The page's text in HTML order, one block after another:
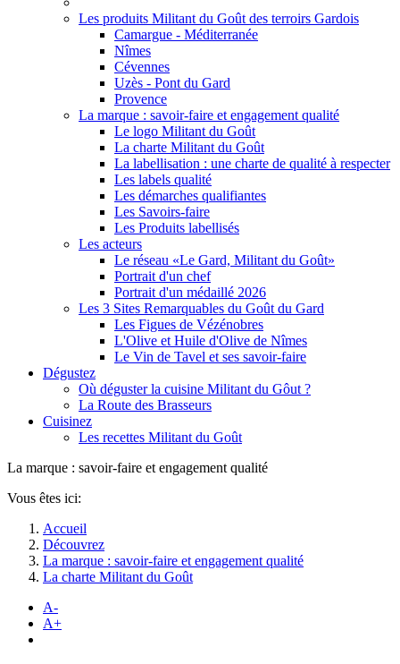
Les produits Militant du Goût des terroirs Gardois
Camargue - Méditerranée
Nîmes
Cévennes
Uzès - Pont du Gard
Provence
La marque : savoir-faire et engagement qualité
Le logo Militant du Goût
La charte Militant du Goût
La labellisation : une charte de qualité à respecter
Les labels qualité
Les démarches qualifiantes
Les Savoirs-faire
Les Produits labellisés
Les acteurs
Le réseau «Le Gard, Militant du Goût»
Portrait d'un chef
Portrait d'un médaillé 2026
Les 3 Sites Remarquables du Goût du Gard
Les Figues de Vézénobres
L'Olive et Huile d'Olive de Nîmes
Le Vin de Tavel et ses savoir-faire
Dégustez
Où déguster la cuisine Militant du Gôut ?
La Route des Brasseurs
Cuisinez
Les recettes Militant du Goût
La marque : savoir-faire et engagement qualité
Vous êtes ici:
Accueil
Découvrez
La marque : savoir-faire et engagement qualité
La charte Militant du Goût
A-
A+